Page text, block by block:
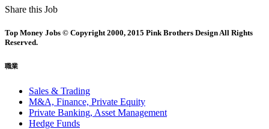
Share this Job
Top Money Jobs © Copyright 2000, 2015 Pink Brothers Design All Rights
Reserved.
職業
Sales & Trading
M&A, Finance, Private Equity
Private Banking, Asset Management
Hedge Funds